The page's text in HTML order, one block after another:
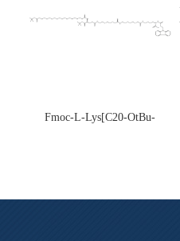
Fmoc-L-Lys[C20-OtBu-